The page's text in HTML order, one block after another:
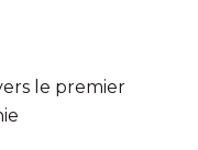
le premier